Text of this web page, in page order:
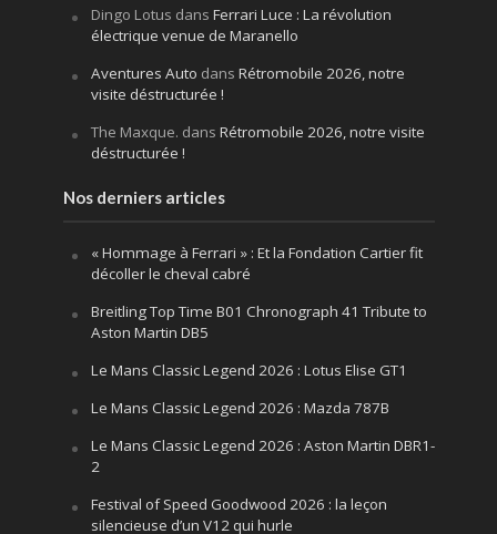
Dingo Lotus dans Ferrari Luce : La révolution
électrique venue de Maranello
Aventures Auto dans Rétromobile 2026, notre
visite déstructurée !
The Maxque. dans Rétromobile 2026, notre visite
déstructurée !
Nos derniers articles
« Hommage à Ferrari » : Et la Fondation Cartier fit
décoller le cheval cabré
Breitling Top Time B01 Chronograph 41 Tribute to
Aston Martin DB5
Le Mans Classic Legend 2026 : Lotus Elise GT1
Le Mans Classic Legend 2026 : Mazda 787B
Le Mans Classic Legend 2026 : Aston Martin DBR1-
2
Festival of Speed Goodwood 2026 : la leçon
silencieuse d’un V12 qui hurle